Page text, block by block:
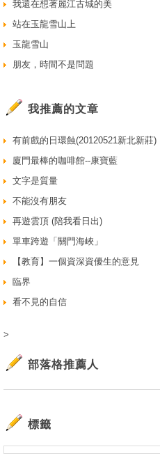
我還在想著麗江古城的美
站在玉龍雪山上
玉龍雪山
朋友，時間不是問題
我推薦的文章
有前戲的日環蝕(20120521新北新莊)
廈門最棒的咖啡館--康寶藍
文字是質量
不能沒有朋友
再遊雲頂 (陪我看日出)
單車跨遊「關門海峽」
【教育】一個資深資優生的意見
臨界
看不見的自信
>
部落格推薦人
標籤